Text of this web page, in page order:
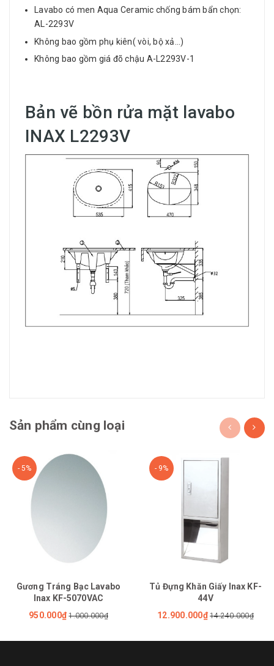
Lavabo có men Aqua Ceramic chống bám bẩn chọn:
AL-2293V
Không bao gồm phụ kiên( vòi, bộ xả...)
Không bao gồm giá đõ chậu A-L2293V-1
Bản vẽ bồn rửa mặt lavabo
INAX L2293V
Sản phẩm cùng loại
- 5%
Gương Tráng Bạc Lavabo
Inax KF-5070VAC
950.000₫ 1.000.000₫
- 9%
Tủ Đựng Khăn Giấy Inax KF-
44V
12.900.000₫ 14.240.000₫